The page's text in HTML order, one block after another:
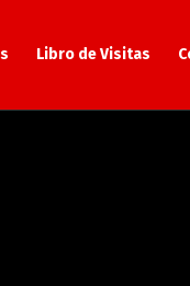
Libro de Visitas